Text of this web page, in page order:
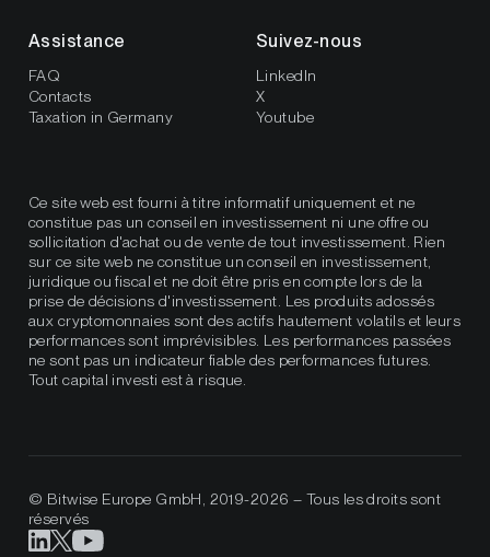
Assistance
FAQ
Contacts
Taxation in Germany
Suivez-nous
LinkedIn
X
Youtube
Ce site web est fourni à titre informatif uniquement et ne
constitue pas un conseil en investissement ni une offre ou
sollicitation d'achat ou de vente de tout investissement. Rien
sur ce site web ne constitue un conseil en investissement,
juridique ou fiscal et ne doit être pris en compte lors de la
prise de décisions d'investissement. Les produits adossés
aux cryptomonnaies sont des actifs hautement volatils et leurs
performances sont imprévisibles. Les performances passées
ne sont pas un indicateur fiable des performances futures.
Tout capital investi est à risque.
© Bitwise Europe GmbH, 2019-2026 – Tous les droits sont
réservés